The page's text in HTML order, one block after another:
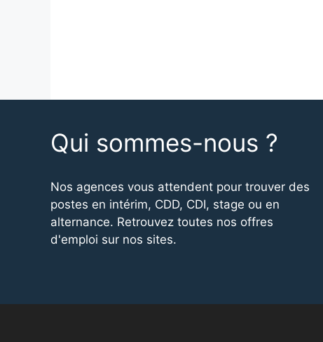
Qui sommes-nous ?
Nos agences vous attendent pour trouver des
postes en intérim, CDD, CDI, stage ou en
alternance. Retrouvez toutes nos offres
d'emploi sur nos sites.